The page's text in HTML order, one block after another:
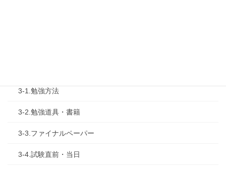
3-1.勉強方法
3-2.勉強道具・書籍
3-3.ファイナルペーパー
3-4.試験直前・当日